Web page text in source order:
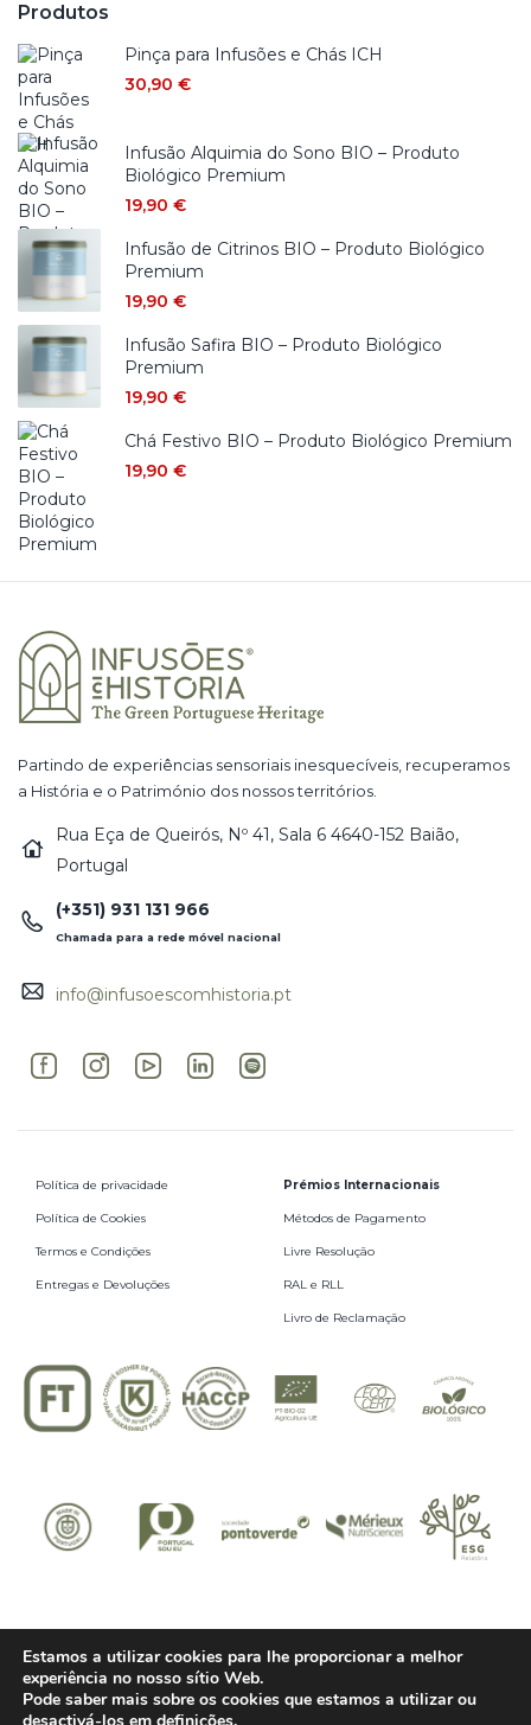
Produtos
Pinça para Infusões e Chás ICH
30,90 €
Infusão Alquimia do Sono BIO – Produto
Biológico Premium
19,90 €
Infusão de Citrinos BIO – Produto Biológico
Premium
19,90 €
Infusão Safira BIO – Produto Biológico
Premium
19,90 €
Chá Festivo BIO – Produto Biológico Premium
19,90 €
Partindo de experiências sensoriais inesquecíveis, recuperamos
a História e o Património dos nossos territórios.
Rua Eça de Queirós, Nº 41, Sala 6 4640-152 Baião,
Portugal
(+351) 931 131 966
Chamada para a rede móvel nacional
info@infusoescomhistoria.pt
Política de privacidade
Política de Cookies
Termos e Condições
Entregas e Devoluções
Prémios Internacionais
Métodos de Pagamento
Livre Resolução
RAL e RLL
Livro de Reclamação
Infusões com História © 2026 – Todos os direitos reservados.
Site by:VC.
Estamos a utilizar cookies para lhe proporcionar a melhor
experiência no nosso sítio Web.
Pode saber mais sobre os cookies que estamos a utilizar ou